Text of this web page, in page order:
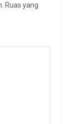
Ruas yang